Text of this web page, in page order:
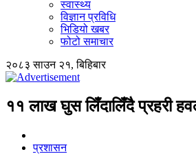
स्वास्थ्य
विज्ञान प्रविधि
भिडियो खबर
फोटो समाचार
२०८३ साउन २१, बिहिबार
११ लाख घुस लिँदालिँदै प्रहरी
प्रशासन